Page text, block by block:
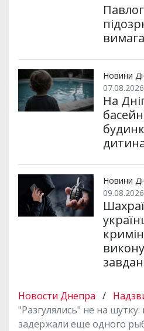
Новини
На
Новини
Новости Днепра /
"Разгулялись" не на
задержали еще одного